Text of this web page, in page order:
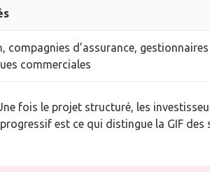
compagnies d’assurance,
commerciales
fois le projet structuré, les
est ce qui distingue la GIF des